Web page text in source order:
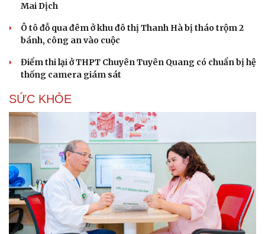
Du lịch
Tư vấn
Săn Tour
check-in
Podcast
Câu chuyện thời sự
Đọc truyện đêm khuya
Cửa sổ tình yêu
Mai Dịch
Ô tô đỗ qua đêm ở khu đô thị Thanh Hà bị tháo trộm 2
bánh, công an vào cuộc
Điểm thi lại ở THPT Chuyên Tuyên Quang có chuẩn bị hệ
thống camera giám sát
SỨC KHỎE